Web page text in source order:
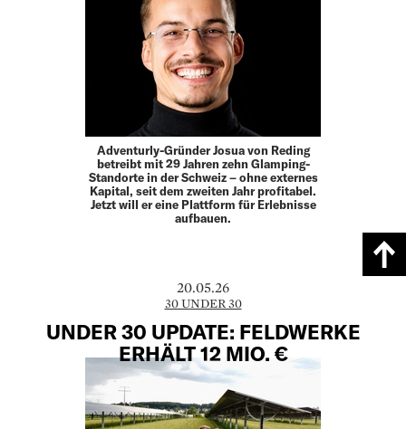
Adventurly-Gründer Josua von Reding
betreibt mit 29 Jahren zehn Glamping-
Standorte in der Schweiz – ohne externes
Kapital, seit dem zweiten Jahr profitabel.
Jetzt will er eine Plattform für Erlebnisse
aufbauen.
20.05.26
30 UNDER 30
UNDER 30 UPDATE: FELDWERKE
ERHÄLT 12 MIO. €